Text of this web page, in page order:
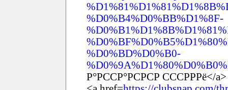
%D0%B4%D0%BB%D1%8F-
%D0%BD%D0%B0-
Р°РССР°РСРСР СССРРРё</a>